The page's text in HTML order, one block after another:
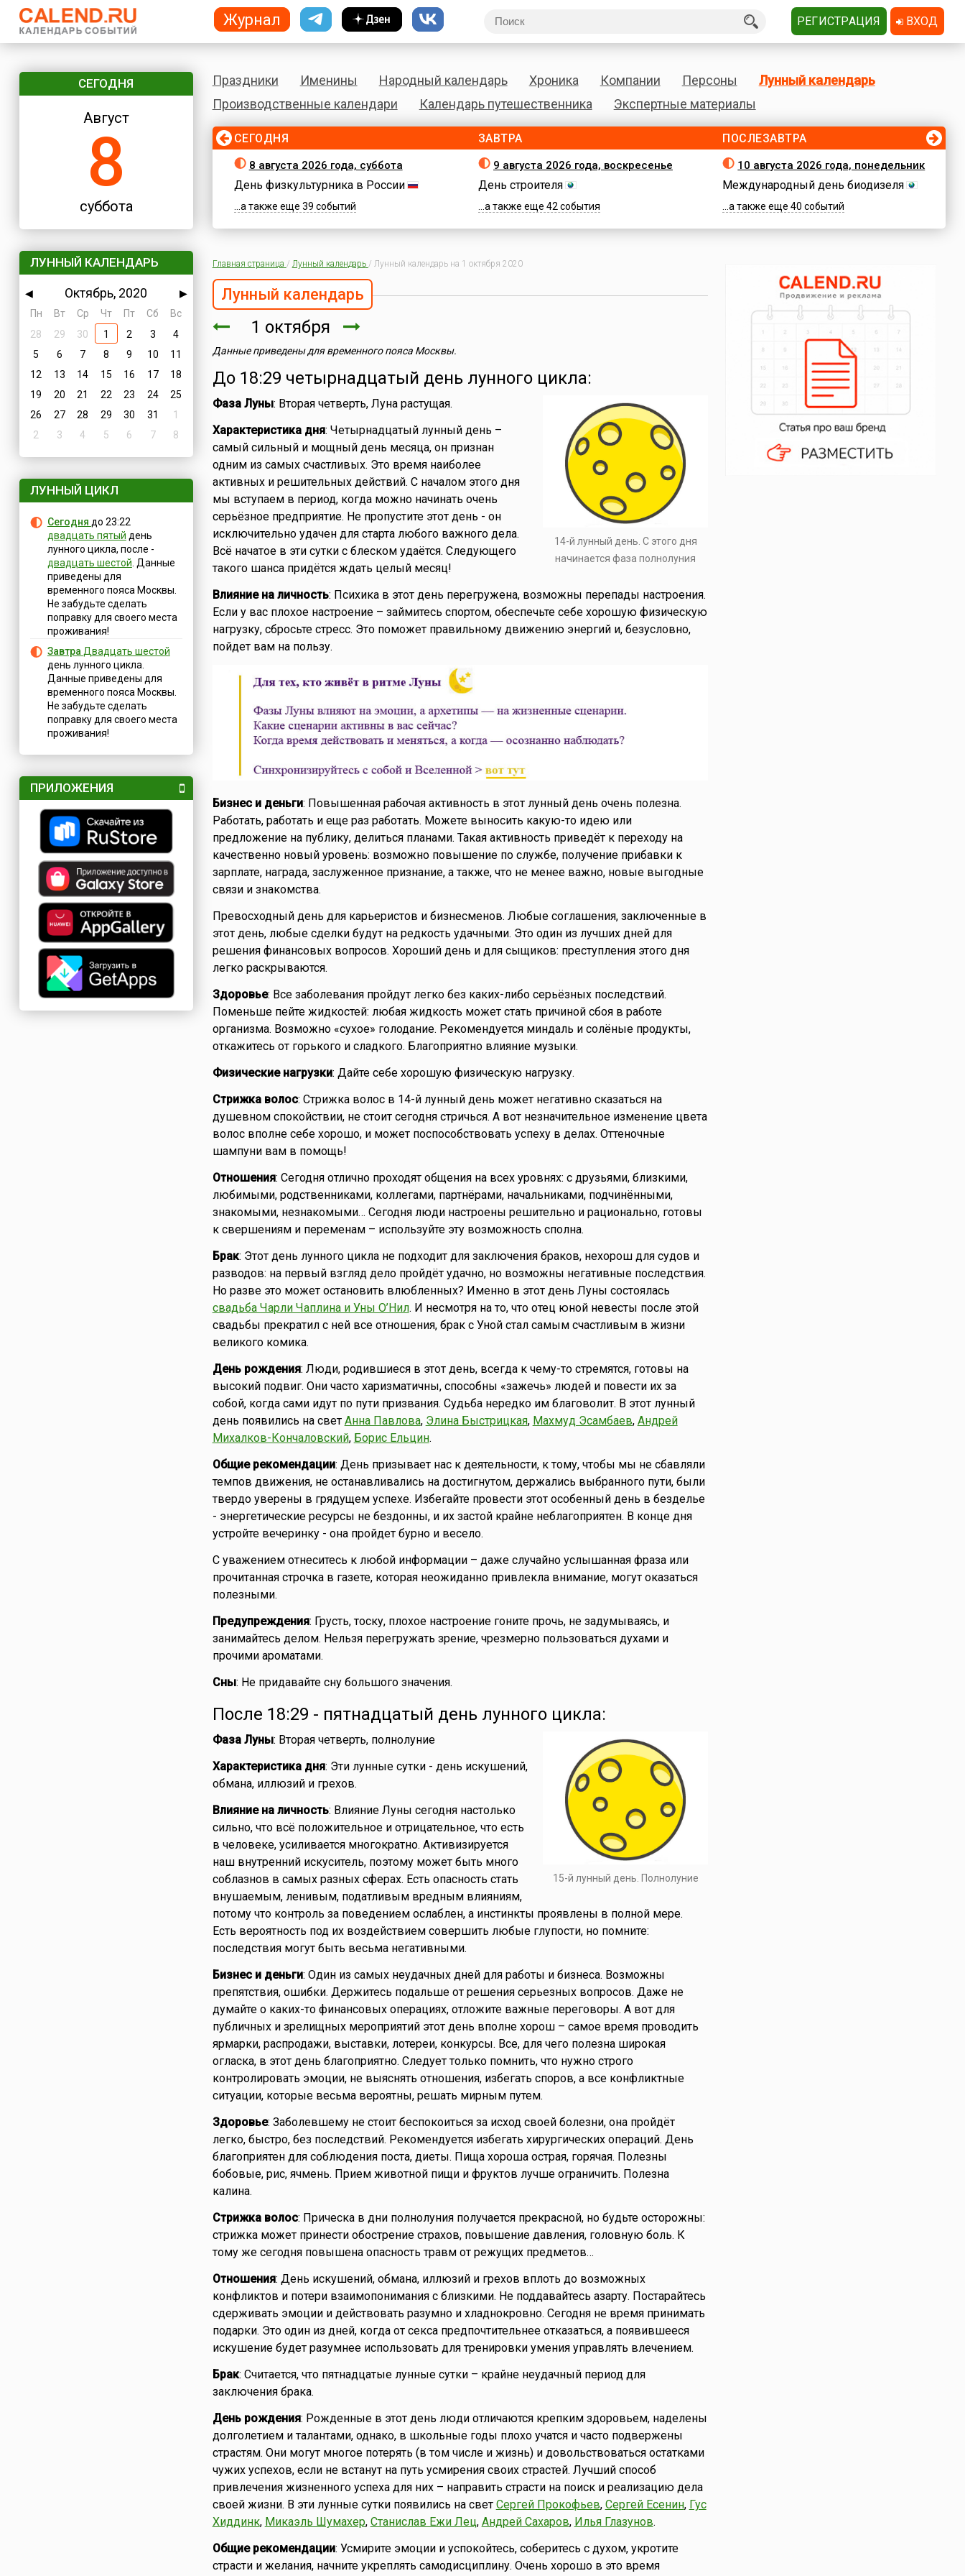
СЕГОДНЯ
Август
8
суббота
ЛУННЫЙ КАЛЕНДАРЬ
◀ Октябрь, 2020
▶
Пн
Вт Ср Чт Пт Сб
Вс
28
29 30 1 2 3
4
5
6 7 8 9 10
11
12
13 14 15 16 17
18
19
20 21 22 23 24
25
26
27 28 29 30 31
1
2
3 4 5 6 7 8
ЛУННЫЙ ЦИКЛ
Сегодня до 23:22
двадцать пятый день
лунного цикла, после -
двадцать шестой . Данные
приведены для
временного пояса Москвы.
Не забудьте сделать
поправку для своего места
проживания!
Завтра Двадцать шестой
день лунного цикла.
Данные приведены для
временного пояса Москвы.
Не забудьте сделать
поправку для своего места
проживания!
ПРИЛОЖЕНИЯ
Праздники Именины Народный календарь Хроника Компании Персоны
Лунный календарь
Производственные календари
Календарь путешественника Экспертные материалы
СЕГОДНЯ
8 августа 2026 года, суббота
День физкультурника в России
...а также еще 39 событий
ЗАВТРА
9 августа 2026 года, воскресенье
День строителя
...а также еще 42 события
ПОСЛЕЗАВТРА
10 августа 2026 года, понедельник
Международный день биодизеля
...а также еще 40 событий
Главная страница / Лунный календарь / Лунный календарь на 1 октября 2020
Лунный календарь
1 октября
Данные приведены для временного пояса Москвы.
До 18:29 четырнадцатый день лунного цикла:
14-й лунный день. С этого дня
начинается фаза полнолуния
Фаза Луны: Вторая четверть, Луна растущая.
Характеристика дня: Четырнадцатый лунный день –
самый сильный и мощный день месяца, он признан
одним из самых счастливых. Это время наиболее
активных и решительных действий. С началом этого дня
мы вступаем в период, когда можно начинать очень
серьёзное предприятие. Не пропустите этот день - он
исключительно удачен для старта любого важного дела.
Всё начатое в эти сутки с блеском удаётся. Следующего
такого шанса придётся ждать целый месяц!
Влияние на личность: Психика в этот день перегружена, возможны перепады настроения.
Если у вас плохое настроение – займитесь спортом, обеспечьте себе хорошую физическую
нагрузку, сбросьте стресс. Это поможет правильному движению энергий и, безусловно,
пойдет вам на пользу.
Бизнес и деньги: Повышенная рабочая активность в этот лунный день очень полезна.
Работать, работать и еще раз работать. Можете выносить какую-то идею или
предложение на публику, делиться планами. Такая активность приведёт к переходу на
качественно новый уровень: возможно повышение по службе, получение прибавки к
зарплате, награда, заслуженное признание, а также, что не менее важно, новые выгодные
связи и знакомства.
Превосходный день для карьеристов и бизнесменов. Любые соглашения, заключенные в
этот день, любые сделки будут на редкость удачными. Это один из лучших дней для
решения финансовых вопросов. Хороший день и для сыщиков: преступления этого дня
легко раскрываются.
Здоровье: Все заболевания пройдут легко без каких-либо серьёзных последствий.
Поменьше пейте жидкостей: любая жидкость может стать причиной сбоя в работе
организма. Возможно «сухое» голодание. Рекомендуется миндаль и солёные продукты,
откажитесь от горького и сладкого. Благоприятно влияние музыки.
Физические нагрузки: Дайте себе хорошую физическую нагрузку.
Стрижка волос: Стрижка волос в 14-й лунный день может негативно сказаться на
душевном спокойствии, не стоит сегодня стричься. А вот незначительное изменение цвета
волос вполне себе хорошо, и может поспособствовать успеху в делах. Оттеночные
шампуни вам в помощь!
Отношения: Сегодня отлично проходят общения на всех уровнях: с друзьями, близкими,
любимыми, родственниками, коллегами, партнёрами, начальниками, подчинёнными,
знакомыми, незнакомыми… Сегодня люди настроены решительно и рационально, готовы
к свершениям и переменам – используйте эту возможность сполна.
Брак: Этот день лунного цикла не подходит для заключения браков, нехорош для судов и
разводов: на первый взгляд дело пройдёт удачно, но возможны негативные последствия.
Но разве это может остановить влюбленных? Именно в этот день Луны состоялась
свадьба Чарли Чаплина и Уны О’Нил. И несмотря на то, что отец юной невесты после этой
свадьбы прекратил с ней все отношения, брак с Уной стал самым счастливым в жизни
великого комика.
День рождения: Люди, родившиеся в этот день, всегда к чему-то стремятся, готовы на
высокий подвиг. Они часто харизматичны, способны «зажечь» людей и повести их за
собой, когда сами идут по пути призвания. Судьба нередко им благоволит. В этот лунный
день появились на свет Анна Павлова, Элина Быстрицкая, Махмуд Эсамбаев, Андрей
Михалков-Кончаловский, Борис Ельцин.
Общие рекомендации: День призывает нас к деятельности, к тому, чтобы мы не сбавляли
темпов движения, не останавливались на достигнутом, держались выбранного пути, были
твердо уверены в грядущем успехе. Избегайте провести этот особенный день в безделье
- энергетические ресурсы не бездонны, и их застой крайне неблагоприятен. В конце дня
устройте вечеринку - она пройдет бурно и весело.
С уважением отнеситесь к любой информации – даже случайно услышанная фраза или
прочитанная строчка в газете, которая неожиданно привлекла внимание, могут оказаться
полезными.
Предупреждения: Грусть, тоску, плохое настроение гоните прочь, не задумываясь, и
занимайтесь делом. Нельзя перегружать зрение, чрезмерно пользоваться духами и
прочими ароматами.
Сны: Не придавайте сну большого значения.
После 18:29 - пятнадцатый день лунного цикла:
15-й лунный день. Полнолуние
Фаза Луны: Вторая четверть, полнолуние
Характеристика дня: Эти лунные сутки - день искушений,
обмана, иллюзий и грехов.
Влияние на личность: Влияние Луны сегодня настолько
сильно, что всё положительное и отрицательное, что есть
в человеке, усиливается многократно. Активизируется
наш внутренний искуситель, поэтому может быть много
соблазнов в самых разных сферах. Есть опасность стать
внушаемым, ленивым, податливым вредным влияниям,
потому что контроль за поведением ослаблен, а инстинкты проявлены в полной мере.
Есть вероятность под их воздействием совершить любые глупости, но помните:
последствия могут быть весьма негативными.
Бизнес и деньги: Один из самых неудачных дней для работы и бизнеса. Возможны
препятствия, ошибки. Держитесь подальше от решения серьезных вопросов. Даже не
думайте о каких-то финансовых операциях, отложите важные переговоры. А вот для
публичных и зрелищных мероприятий этот день вполне хорош – самое время проводить
ярмарки, распродажи, выставки, лотереи, конкурсы. Все, для чего полезна широкая
огласка, в этот день благоприятно. Следует только помнить, что нужно строго
контролировать эмоции, не выяснять отношения, избегать споров, а все конфликтные
ситуации, которые весьма вероятны, решать мирным путем.
Здоровье: Заболевшему не стоит беспокоиться за исход своей болезни, она пройдёт
легко, быстро, без последствий. Рекомендуется избегать хирургических операций. День
благоприятен для соблюдения поста, диеты. Пища хороша острая, горячая. Полезны
бобовые, рис, ячмень. Прием животной пищи и фруктов лучше ограничить. Полезна
калина.
Стрижка волос: Прическа в дни полнолуния получается прекрасной, но будьте осторожны:
стрижка может принести обострение страхов, повышение давления, головную боль. К
тому же сегодня повышена опасность травм от режущих предметов…
Отношения: День искушений, обмана, иллюзий и грехов вплоть до возможных
конфликтов и потери взаимопонимания с близкими. Не поддавайтесь азарту. Постарайтесь
сдерживать эмоции и действовать разумно и хладнокровно. Сегодня не время принимать
подарки. Это один из дней, когда от секса предпочтительнее отказаться, а появившееся
искушение будет разумнее использовать для тренировки умения управлять влечением.
Брак: Считается, что пятнадцатые лунные сутки – крайне неудачный период для
заключения брака.
День рождения: Рожденные в этот день люди отличаются крепким здоровьем, наделены
долголетием и талантами, однако, в школьные годы плохо учатся и часто подвержены
страстям. Они могут многое потерять (в том числе и жизнь) и довольствоваться остатками
чужих успехов, если не встанут на путь усмирения своих страстей. Лучший способ
привлечения жизненного успеха для них – направить страсти на поиск и реализацию дела
своей жизни. В эти лунные сутки появились на свет Сергей Прокофьев, Сергей Есенин, Гус
Хиддинк, Микаэль Шумахер, Станислав Ежи Лец, Андрей Сахаров, Илья Глазунов.
Общие рекомендации: Усмирите эмоции и успокойтесь, соберитесь с духом, укротите
страсти и желания, начните укреплять самодисциплину. Очень хорошо в это время
Журнал РЕГИСТРАЦИЯ ВХОД